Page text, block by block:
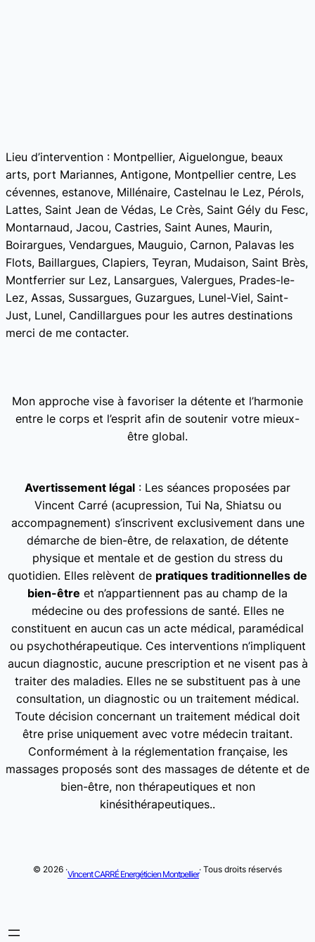
Lieu d’intervention : Montpellier, Aiguelongue, beaux
arts, port Mariannes, Antigone, Montpellier centre, Les
cévennes, estanove, Millénaire, Castelnau le Lez, Pérols,
Lattes, Saint Jean de Védas, Le Crès, Saint Gély du Fesc,
Montarnaud, Jacou, Castries, Saint Aunes, Maurin,
Boirargues, Vendargues, Mauguio, Carnon, Palavas les
Flots, Baillargues, Clapiers, Teyran, Mudaison, Saint Brès,
Montferrier sur Lez, Lansargues, Valergues, Prades-le-
Lez, Assas, Sussargues, Guzargues, Lunel-Viel, Saint-
Just, Lunel, Candillargues pour les autres destinations
merci de me contacter.
Mon approche vise à favoriser la détente et l’harmonie
entre le corps et l’esprit afin de soutenir votre mieux-
être global.
Avertissement légal : Les séances proposées par
Vincent Carré (acupression, Tui Na, Shiatsu ou
accompagnement) s’inscrivent exclusivement dans une
démarche de bien-être, de relaxation, de détente
physique et mentale et de gestion du stress du
quotidien. Elles relèvent de pratiques traditionnelles de
bien-être et n’appartiennent pas au champ de la
médecine ou des professions de santé. Elles ne
constituent en aucun cas un acte médical, paramédical
ou psychothérapeutique. Ces interventions n’impliquent
aucun diagnostic, aucune prescription et ne visent pas à
traiter des maladies. Elles ne se substituent pas à une
consultation, un diagnostic ou un traitement médical.
Toute décision concernant un traitement médical doit
être prise uniquement avec votre médecin traitant.
Conformément à la réglementation française, les
massages proposés sont des massages de détente et de
bien-être, non thérapeutiques et non
kinésithérapeutiques..
© 2026 ·Vincent CARRÉ Energéticien Montpellier· Tous droits réservés